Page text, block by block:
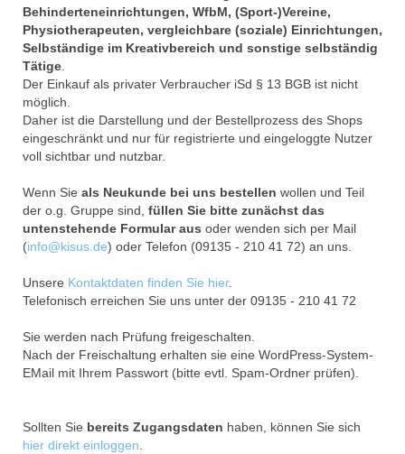
Behinderteneinrichtungen, WfbM, (Sport-)Vereine,
Physiotherapeuten, vergleichbare (soziale) Einrichtungen,
Selbständige im Kreativbereich und sonstige selbständig
Tätige.
Der Einkauf als privater Verbraucher iSd § 13 BGB ist nicht
möglich.
Daher ist die Darstellung und der Bestellprozess des Shops
eingeschränkt und nur für registrierte und eingeloggte Nutzer
voll sichtbar und nutzbar.
Wenn Sie als Neukunde bei uns bestellen wollen und Teil
der o.g. Gruppe sind, füllen Sie bitte zunächst das
untenstehende Formular aus oder wenden sich per Mail
(info@kisus.de) oder Telefon (09135 - 210 41 72) an uns.
Unsere Kontaktdaten finden Sie hier.
Telefonisch erreichen Sie uns unter der 09135 - 210 41 72
Sie werden nach Prüfung freigeschalten.
Nach der Freischaltung erhalten sie eine WordPress-System-
EMail mit Ihrem Passwort (bitte evtl. Spam-Ordner prüfen).
Sollten Sie bereits Zugangsdaten haben, können Sie sich
hier direkt einloggen.